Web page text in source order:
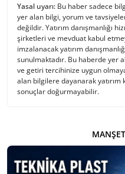
Yasal uyarı: Bu haber sadece
yer alan bilgi, yorum ve tavsiyeler
değildir. Yatırım danışmanlığı
şirketleri ve mevduat kabul
imzalanacak yatırım
sunulmaktadır. Bu haberde yer
ve getiri tercihinize uygun
alan bilgilere dayanarak yatırım
sonuçlar doğurmayabilir.